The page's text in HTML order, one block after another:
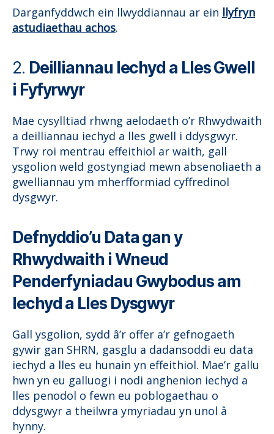
Darganfyddwch ein llwyddiannau ar ein llyfryn
astudiaethau achos.
2. Deilliannau Iechyd a Lles Gwell
i Fyfyrwyr
Mae cysylltiad rhwng aelodaeth o’r Rhwydwaith
a deilliannau iechyd a lles gwell i ddysgwyr.
Trwy roi mentrau effeithiol ar waith, gall
ysgolion weld gostyngiad mewn absenoliaeth a
gwelliannau ym mherfformiad cyffredinol
dysgwyr.
Defnyddio’u Data gan y
Rhwydwaith i Wneud
Penderfyniadau Gwybodus am
Iechyd a Lles Dysgwyr
Gall ysgolion, sydd â’r offer a’r gefnogaeth
gywir gan SHRN, gasglu a dadansoddi eu data
iechyd a lles eu hunain yn effeithiol. Mae’r gallu
hwn yn eu galluogi i nodi anghenion iechyd a
lles penodol o fewn eu poblogaethau o
ddysgwyr a theilwra ymyriadau yn unol â
hynny.